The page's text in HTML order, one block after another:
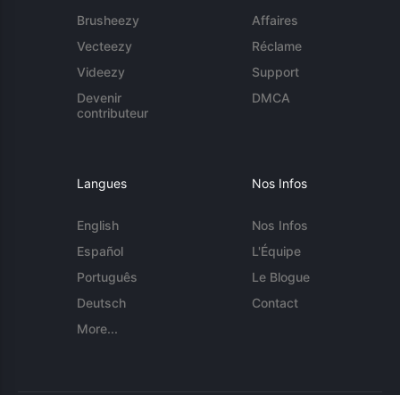
Brusheezy
Vecteezy
Videezy
Devenir
contributeur
Affaires
Réclame
Support
DMCA
Langues
English
Español
Português
Deutsch
More...
Nos Infos
Nos Infos
L'Équipe
Le Blogue
Contact